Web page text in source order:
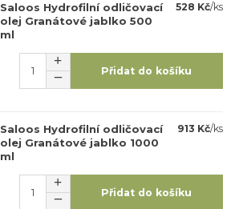
Saloos Hydrofilní odličovací
olej Granátové jablko 500
ml
528 Kč/ks
Přidat do košíku
Saloos Hydrofilní odličovací
olej Granátové jablko 1000
ml
913 Kč/ks
Přidat do košíku